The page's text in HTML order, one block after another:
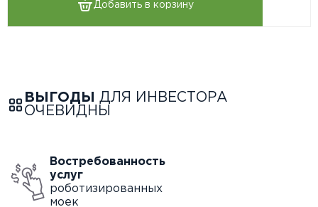
Добавить в корзину
ВЫГОДЫ ДЛЯ ИНВЕСТОРА
ОЧЕВИДНЫ
Востребованность
услуг
роботизированных
моек